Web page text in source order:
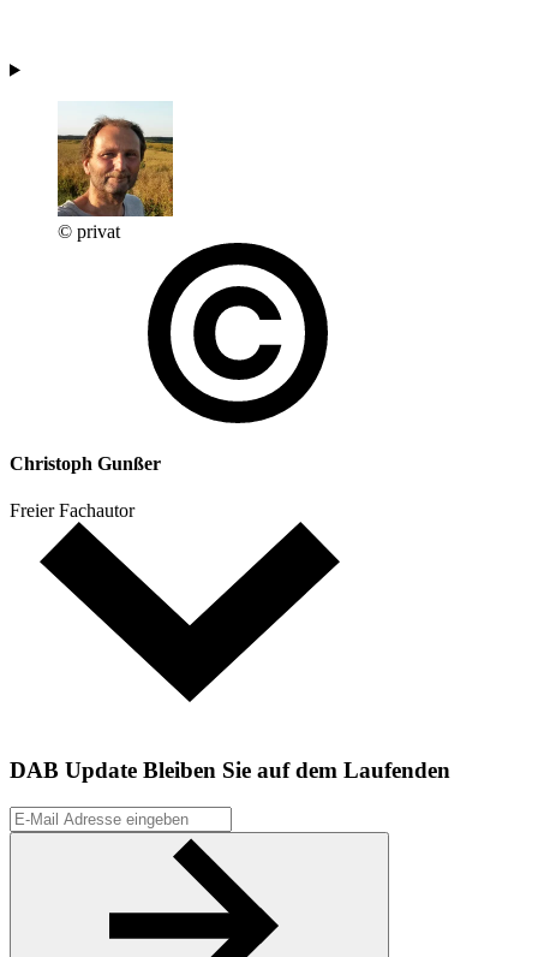
© privat
Christoph Gunßer
Freier Fachautor
DAB Update Bleiben Sie auf dem Laufenden